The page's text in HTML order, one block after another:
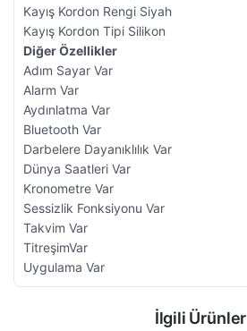
Kayış Kordon Rengi Siyah
Kayış Kordon Tipi Silikon
Diğer Özellikler
Adım Sayar Var
Alarm Var
Aydınlatma Var
Bluetooth Var
Darbelere Dayanıklılık Var
Dünya Saatleri Var
Kronometre Var
Sessizlik Fonksiyonu Var
Takvim Var
TitreşimVar
Uygulama Var
İlgili Ürünler